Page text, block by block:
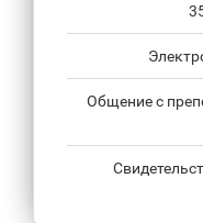
Общение с